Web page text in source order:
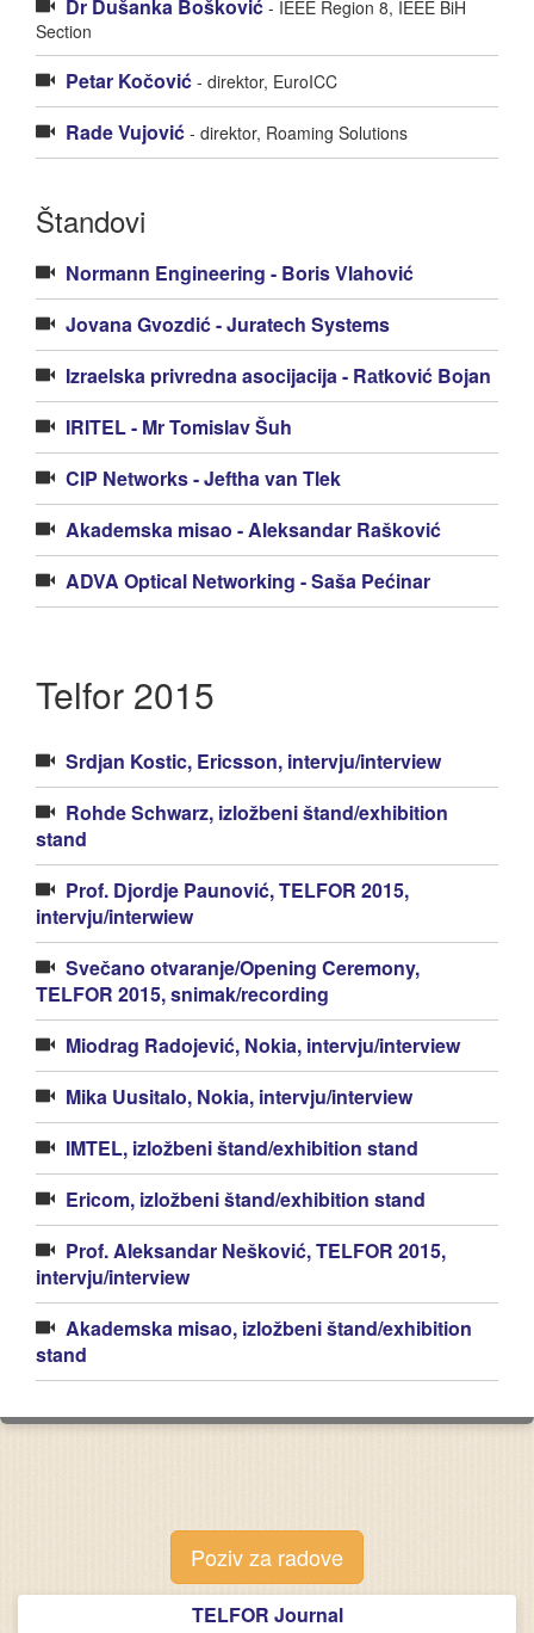
Dr Dušanka Bošković - IEEE Region 8, IEEE BiH
Section
Petar Kočović - direktor, EuroICC
Rade Vujović - direktor, Roaming Solutions
Štandovi
Normann Engineering - Boris Vlahović
Jovana Gvozdić - Juratech Systems
Izraelska privredna asocijacija - Rаtković Bojan
IRITEL - Mr Tomislav Šuh
CIP Networks - Jeftha van Tlek
Akademska misao - Aleksandar Rašković
ADVA Optical Networking - Saša Pećinar
Telfor 2015
Srdjan Kostic, Ericsson, intervju/interview
Rohde Schwarz, izložbeni štand/exhibition
stand
Prof. Djordje Paunović, TELFOR 2015,
intervju/interwiew
Svečano otvaranje/Opening Ceremony,
TELFOR 2015, snimak/recording
Miodrag Radojević, Nokia, intervju/interview
Mika Uusitalo, Nokia, intervju/interview
IMTEL, izložbeni štand/exhibition stand
Ericom, izložbeni štand/exhibition stand
Prof. Aleksandar Nešković, TELFOR 2015,
intervju/interview
Akademska misao, izložbeni štand/exhibition
stand
Poziv za radove
TELFOR Journal